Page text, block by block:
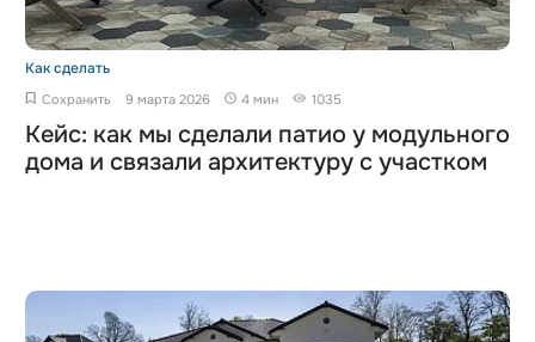
Как сделать
Сохранить 9 марта 2026 4 мин 1035
Кейс: как мы сделали патио у модульного
дома и связали архитектуру с участком